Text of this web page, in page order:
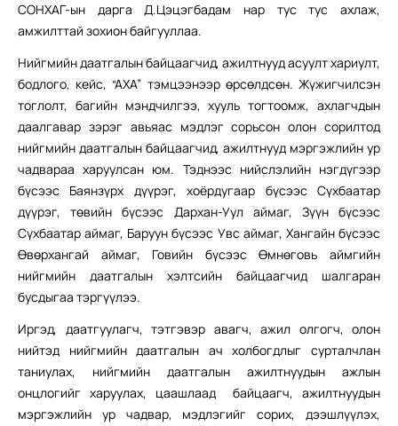
СОНХАГ-ын дарга Д.Цэцэгбадам нар тус тус ахлаж,
амжилттай зохион байгууллаа.
Нийгмийн даатгалын байцаагчид, ажилтнууд асуулт хариулт,
бодлого, кейс, “АХА” тэмцээнээр өрсөлдсөн. Жүжигчилсэн
тоглолт, багийн мэндчилгээ, хууль тогтоомж, ахлагчдын
даалгавар зэрэг авьяас мэдлэг сорьсон олон сорилтод
нийгмийн даатгалын байцаагчид, ажилтнууд мэргэжлийн ур
чадвараа харуулсан юм. Тэднээс нийслэлийн нэгдүгээр
бүсээс Баянзүрх дүүрэг, хоёрдугаар бүсээс Сүхбаатар
дүүрэг, төвийн бүсээс Дархан-Уул аймаг, Зүүн бүсээс
Сүхбаатар аймаг, Баруун бүсээс Увс аймаг, Хангайн бүсээс
Өвөрхангай аймаг, Говийн бүсээс Өмнөговь аймгийн
нийгмийн даатгалын хэлтсийн байцаагчид шалгаран
бусдыгаа тэргүүлээ.
Иргэд, даатгуулагч, тэтгэвэр авагч, ажил олгогч, олон
нийтэд нийгмийн даатгалын ач холбогдлыг сурталчлан
таниулах, нийгмийн даатгалын ажилтнуудын ажлын
онцлогийг харуулах, цаашлаад байцаагч, ажилтнуудын
мэргэжлийн ур чадвар, мэдлэгийг сорих, дээшлүүлэх,